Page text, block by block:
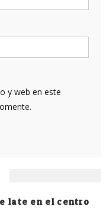
y web en este
late en el centro